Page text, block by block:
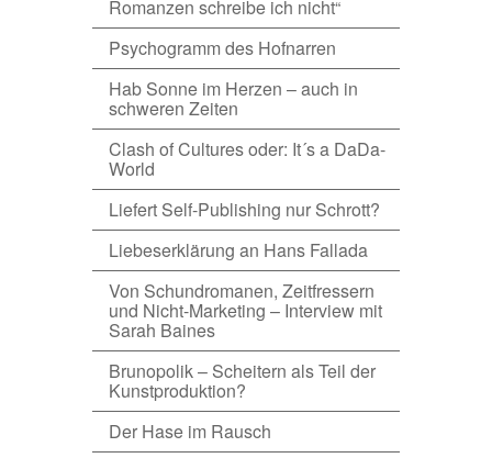
Romanzen schreibe ich nicht“
Psychogramm des Hofnarren
Hab Sonne im Herzen – auch in
schweren Zeiten
Clash of Cultures oder: It´s a DaDa-
World
Liefert Self-Publishing nur Schrott?
Liebeserklärung an Hans Fallada
Von Schundromanen, Zeitfressern
und Nicht-Marketing – Interview mit
Sarah Baines
Brunopolik – Scheitern als Teil der
Kunstproduktion?
Der Hase im Rausch